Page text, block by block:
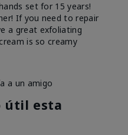
set for 15 years!
If you need to repair
a great exfoliating
is so creamy
a un amigo
útil esta